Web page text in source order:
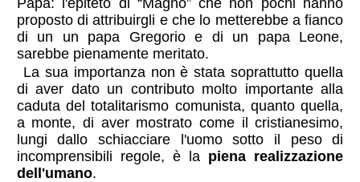
proposto di attribuirgli e che lo metterebbe a fianco
di un un papa Gregorio e di un papa Leone,
sarebbe pienamente meritato.
La sua importanza non è stata soprattutto quella
di aver dato un contributo molto importante alla
caduta del totalitarismo comunista, quanto quella,
a monte, di aver mostrato come il cristianesimo,
lungi dallo schiacciare l'uomo sotto il peso di
incomprensibili regole, è la piena realizzazione
dell'umano.